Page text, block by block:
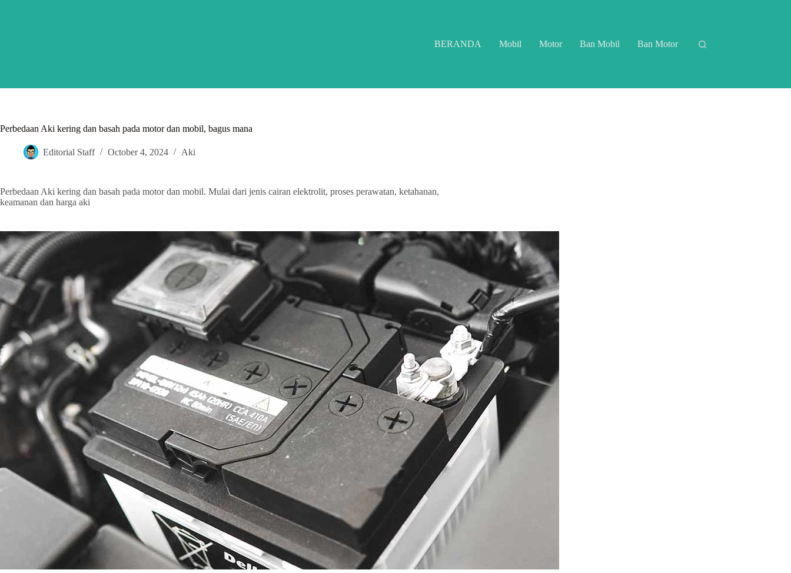
BERANDA
Mobil Motor Ban Mobil Ban Motor
Perbedaan Aki kering dan basah pada motor dan mobil, bagus mana
Editorial Staff October 4, 2024 Aki
Perbedaan Aki kering dan basah pada motor dan mobil. Mulai dari jenis cairan elektrolit, proses perawatan, ketahanan,
keamanan dan harga aki